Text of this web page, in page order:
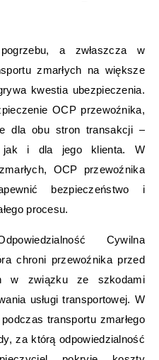
a zwłaszcza w
zmarłych na większe
kwestia ubezpieczenia.
OCP przewoźnika,
dla obu stron transakcji –
jak i dla jego klienta. W
OCP przewoźnika
bezpieczeństwo i
procesu.
Cywilna
chroni przewoźnika przed
w związku ze szkodami
usługi transportowej. W
transportu zmarłego
za którą odpowiedzialność